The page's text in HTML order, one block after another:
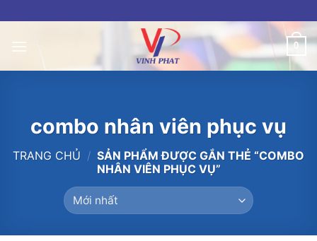
to
content
0
combo nhân viên phục vụ
TRANG CHỦ / SẢN PHẨM ĐƯỢC GẮN THẺ “COMBO
NHÂN VIÊN PHỤC VỤ”